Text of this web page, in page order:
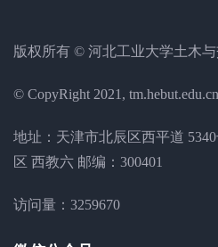
版权所有 © 河北工业大学土木
© CopyRight 2021,
地址：天津市北辰区西平道
区 西教六 邮编：300401
访问量： 3259670